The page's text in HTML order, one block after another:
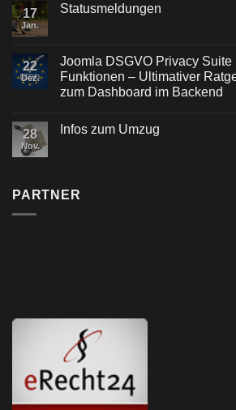
17
Jan.
Statusmeldungen
22
Dez.
Joomla DSGVO Privacy Suite
Funktionen – Ultimativer
zum Dashboard im Backend
28
Nov.
Infos zum Umzug
PARTNER